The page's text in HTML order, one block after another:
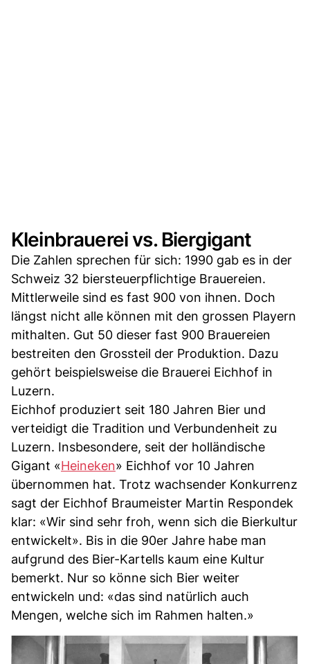
Kleinbrauerei vs. Biergigant
Die Zahlen sprechen für sich: 1990 gab es in der
Schweiz 32 biersteuerpflichtige Brauereien.
Mittlerweile sind es fast 900 von ihnen. Doch
längst nicht alle können mit den grossen Playern
mithalten. Gut 50 dieser fast 900 Brauereien
bestreiten den Grossteil der Produktion. Dazu
gehört beispielsweise die Brauerei Eichhof in
Luzern.
Eichhof produziert seit 180 Jahren Bier und
verteidigt die Tradition und Verbundenheit zu
Luzern. Insbesondere, seit der holländische
Gigant «Heineken» Eichhof vor 10 Jahren
übernommen hat. Trotz wachsender Konkurrenz
sagt der Eichhof Braumeister Martin Respondek
klar: «Wir sind sehr froh, wenn sich die Bierkultur
entwickelt». Bis in die 90er Jahre habe man
aufgrund des Bier-Kartells kaum eine Kultur
bemerkt. Nur so könne sich Bier weiter
entwickeln und: «das sind natürlich auch
Mengen, welche sich im Rahmen halten.»